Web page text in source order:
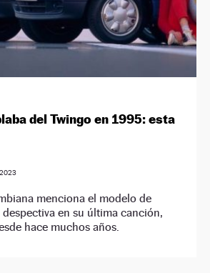
del Twingo en 1995: esta
menciona el modelo de
en su última canción,
hace muchos años.